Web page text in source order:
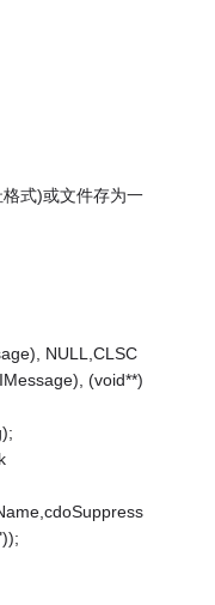
式)或文件存为一
NULL,CLSC
(void**)